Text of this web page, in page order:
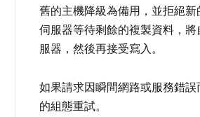
舊的主機降級為備用，並拒絕
伺服器等待剩餘的複製資料，
服器，然後再接受寫入。
如果請求因瞬間網路或服務錯
的組態重試。